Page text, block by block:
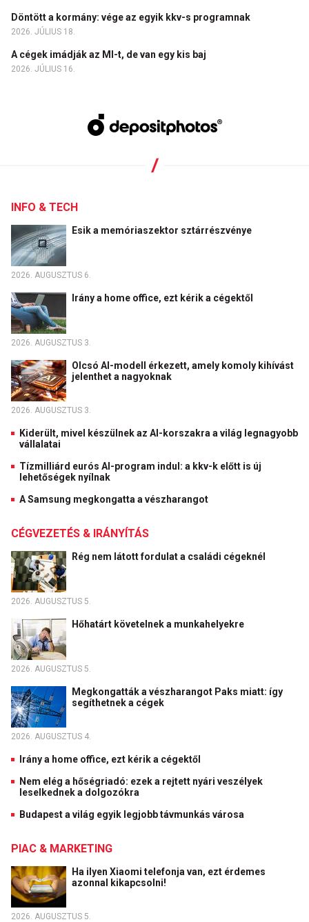
Döntött a kormány: vége az egyik kkv-s programnak
2026. JÚLIUS 18.
A cégek imádják az MI-t, de van egy kis baj
2026. JÚLIUS 16.
INFO & TECH
Esik a memóriaszektor sztárrészvénye
2026. AUGUSZTUS 6.
Irány a home office, ezt kérik a cégektől
2026. AUGUSZTUS 3.
Olcsó AI-modell érkezett, amely komoly kihívást
jelenthet a nagyoknak
2026. AUGUSZTUS 3.
Kiderült, mivel készülnek az AI-korszakra a világ legnagyobb
vállalatai
Tízmilliárd eurós AI-program indul: a kkv-k előtt is új
lehetőségek nyílnak
A Samsung megkongatta a vészharangot
CÉGVEZETÉS & IRÁNYÍTÁS
Rég nem látott fordulat a családi cégeknél
2026. AUGUSZTUS 5.
Hőhatárt követelnek a munkahelyekre
2026. AUGUSZTUS 5.
Megkongatták a vészharangot Paks miatt: így
segíthetnek a cégek
2026. AUGUSZTUS 4.
Irány a home office, ezt kérik a cégektől
Nem elég a hőségriadó: ezek a rejtett nyári veszélyek
leselkednek a dolgozókra
Budapest a világ egyik legjobb távmunkás városa
PIAC & MARKETING
Ha ilyen Xiaomi telefonja van, ezt érdemes
azonnal kikapcsolni!
2026. AUGUSZTUS 5.